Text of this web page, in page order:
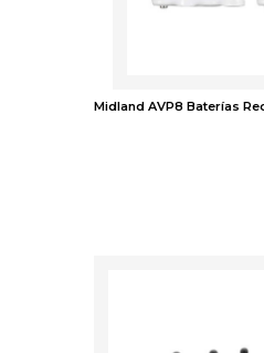
Midland AVP8 Baterías